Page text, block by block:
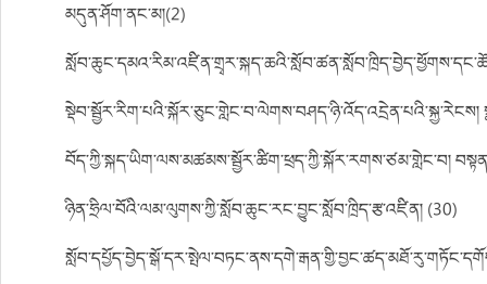
མདུན་ཤོག་ནང་མ།(2)
བོད་ཀྱི་སྐད་ཡིག་ལས་མཚམས་སྦྱོར་ཚིག་ཕྲད་ཀྱི་སྐོར་རགས་ཙམ་གླེང་བ།
ཉིན་ཧྲིལ་བོའི་ལམ་ལུགས་ཀྱི་སློབ་ཆུང་རང་བྱུང་སློབ་ཁྲིད་རྩ་འཛིན། (30)